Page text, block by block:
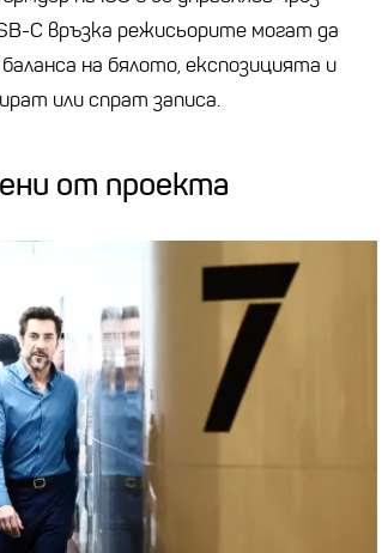
C връзка режисьорите могат да
на бялото, експозицията и
или спрат записа.
от проекта